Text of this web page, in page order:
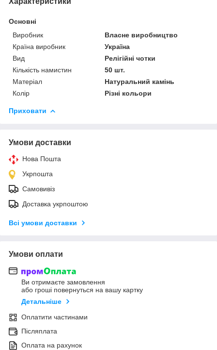
Основні
Виробник
Власне виробництво
Країна виробник
Україна
Вид
Релігійні чотки
Кількість намистин
50 шт.
Матеріал
Натуральний камінь
Колір
Різні кольори
Приховати
Умови доставки
Нова Пошта
Укрпошта
Самовивіз
Доставка укрпоштою
Всі умови доставки
Умови оплати
Ви отримаєте замовлення
або гроші повернуться на вашу картку
Детальніше
Оплатити частинами
Післяплата
Оплата на рахунок